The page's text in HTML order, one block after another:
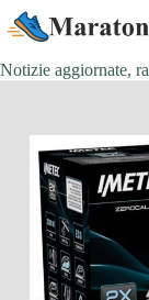
Salta
al
contenuto
Notizie aggiornate,